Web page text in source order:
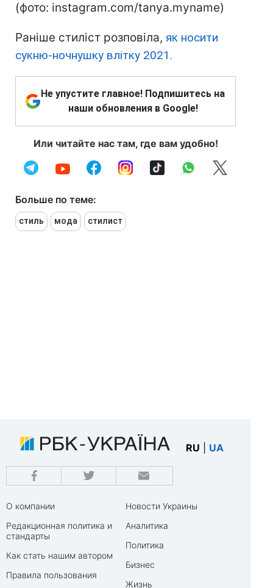
(фото: instagram.com/tanya.myname)
Раніше стиліст розповіла, як носити
сукню-ночнушку влітку 2021.
Не упустите главное! Подпишитесь на
наши обновления в Google!
Или читайте нас там, где вам удобно!
Больше по теме:
стиль мода стилист
RU UA
О компании
Редакционная политика и
стандарты
Как стать нашим автором
Правила пользования
Новости Украины
Аналитика
Политика
Бизнес
Жизнь